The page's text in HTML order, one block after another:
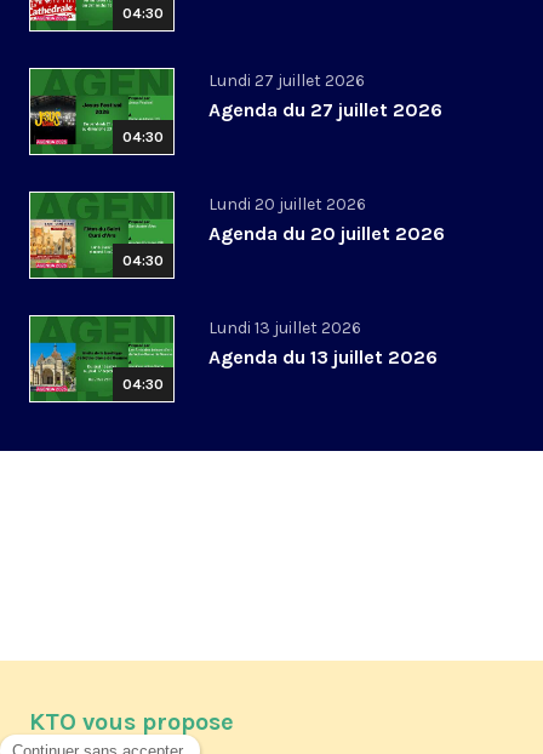
04:30
04:30
Lundi 27 juillet 2026
Agenda du 27 juillet 2026
04:30
Lundi 20 juillet 2026
Agenda du 20 juillet 2026
04:30
Lundi 13 juillet 2026
Agenda du 13 juillet 2026
KTO vous propose